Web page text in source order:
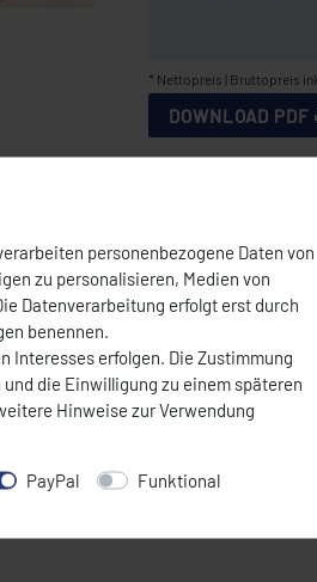
* Nettopreis | Bruttopreis
DOWNLOAD PDF
Steuerung und präzise
personenbezogene Daten von
zu personalisieren, Medien von
Datenverarbeitung erfolgt erst durch
benennen.
Interesses erfolgen. Die Zustimmung
die Einwilligung zu einem späteren
Hinweise zur Verwendung
PayPal
Funktional